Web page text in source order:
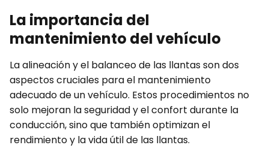
La importancia del
mantenimiento del vehículo
La alineación y el balanceo de las llantas son dos
aspectos cruciales para el mantenimiento
adecuado de un vehículo. Estos procedimientos no
solo mejoran la seguridad y el confort durante la
conducción, sino que también optimizan el
rendimiento y la vida útil de las llantas.